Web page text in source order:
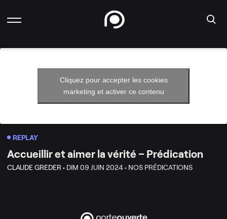
Cliquez pour accepter les cookies
marketing et activer ce contenu
REPLAY
Accueillir et aimer la vérité – Prédication
CLAUDE GREDER • DIM 09 JUIN 2024 • NOS PRÉDICATIONS